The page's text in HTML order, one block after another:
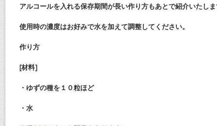
アルコールを入れる保存期間が長い作り方もあとで紹介いたし
使用時の濃度はお好みで水を加えて調整してください。
作り方
[材料]
・ゆずの種を１０粒ほど
・水